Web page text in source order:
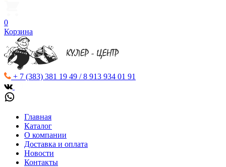
0
Корзина
+ 7 (383) 381 19 49 / 8 913 934 01 91
Главная
Каталог
О компании
Доставка и оплата
Новости
Контакты